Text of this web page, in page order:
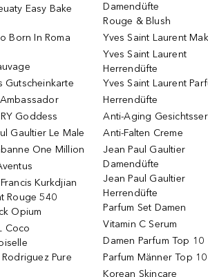
Easy Bake
Born In Roma
Gutscheinkarte
Goddess
Gaultier Le Male
One Million
Kurkdjian
Rouge 540
Opium
Coco
Pure
Damendüfte
Rouge & Blush
Yves Saint Laurent
Yves Saint Laurent
Herrendüfte
Yves Saint Laurent
Herrendüfte
Anti-Aging
Anti-Falten Creme
Jean Paul Gaultier
Damendüfte
Jean Paul Gaultier
Herrendüfte
Parfum Set Damen
Vitamin C Serum
Damen Parfum Top 10
Parfum Männer Top 10
Korean Skincare